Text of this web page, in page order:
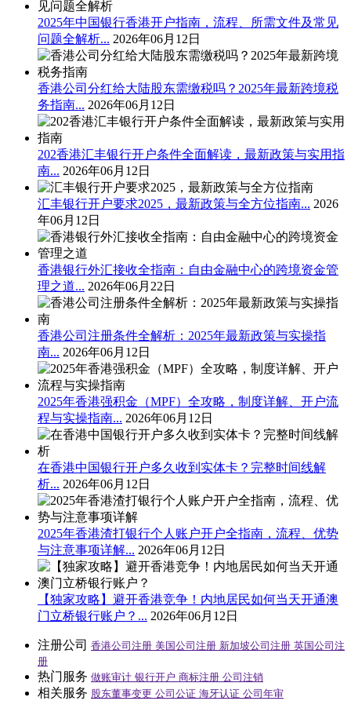
2025年中国银行香港开户指南，流程、所需文件及常见
问题全解析... 2026年06月12日
香港公司分红给大陆股东需缴税吗？2025年最新跨境税
务指南... 2026年06月12日
202香港汇丰银行开户条件全面解读，最新政策与实用指
南... 2026年06月12日
汇丰银行开户要求2025，最新政策与全方位指南... 2026
年06月12日
香港银行外汇接收全指南：自由金融中心的跨境资金管
理之道... 2026年06月22日
香港公司注册条件全解析：2025年最新政策与实操指
南... 2026年06月12日
2025年香港强积金（MPF）全攻略，制度详解、开户流
程与实操指南... 2026年06月12日
在香港中国银行开户多久收到实体卡？完整时间线解
析... 2026年06月12日
2025年香港渣打银行个人账户开户全指南，流程、优势
与注意事项详解... 2026年06月12日
【独家攻略】避开香港竞争！内地居民如何当天开通澳
门立桥银行账户？... 2026年06月12日
注册公司 香港公司注册 美国公司注册 新加坡公司注册 英国公司注
册
热门服务 做账审计 银行开户 商标注册 公司注销
相关服务 股东董事变更 公司公证 海牙认证 公司年审